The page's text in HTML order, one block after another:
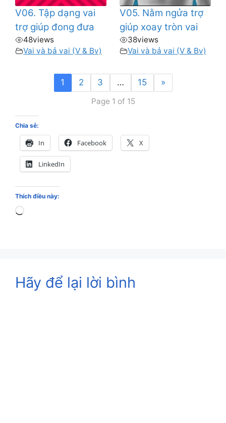
V06. Tập dạng vai
trợ giúp đong đưa
48views
Vai và bả vai (V & Bv)
V05. Nằm ngửa trợ
giúp xoay tròn vai
38views
Vai và bả vai (V & Bv)
1 2 3 … 15 »
Page 1 of 15
Chia sẻ:
In Facebook X
LinkedIn
Thích điều này:
Loading…
Hãy để lại lời bình